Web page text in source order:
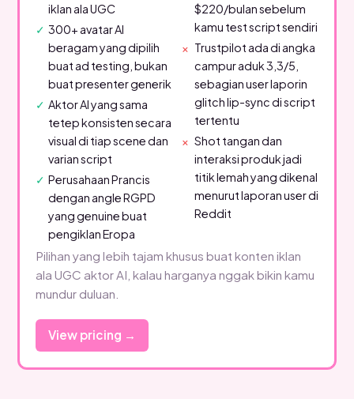
iklan ala UGC
300+ avatar AI
beragam yang dipilih
buat ad testing, bukan
buat presenter generik
Aktor AI yang sama
tetep konsisten secara
visual di tiap scene dan
varian script
Perusahaan Prancis
dengan angle RGPD
yang genuine buat
pengiklan Eropa
$220/bulan sebelum
kamu test script sendiri
Trustpilot ada di angka
campur aduk 3,3/5,
sebagian user laporin
glitch lip-sync di script
tertentu
Shot tangan dan
interaksi produk jadi
titik lemah yang dikenal
menurut laporan user di
Reddit
Pilihan yang lebih tajam khusus buat konten iklan
ala UGC aktor AI, kalau harganya nggak bikin kamu
mundur duluan.
View pricing →